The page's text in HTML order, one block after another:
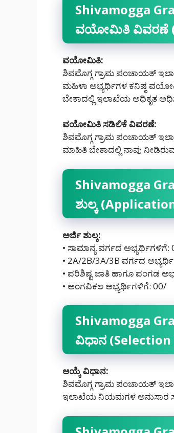
Shivamogga
ವಯೋಮಿತಿ ವಿವರಣೆ
ವಯೋಮಿತಿ:
ಶಿವಮೊಗ್ಗ ಗ್ರಾಮ ಪಂಚಾಯತ್
ಮಹಿಳಾ ಅಭ್ಯರ್ಥಿಗಳ ಕನಿಷ್ಠ
ಬೇಕಾದಲ್ಲಿ ಇಲಾಖೆಯ ಅಧಿಕೃತ
ವಯೋಮಿತಿ ಸಡಿಲಿಕೆ ವಿವರಣೆ:
ಶಿವಮೊಗ್ಗ ಗ್ರಾಮ ಪಂಚಾಯತ್
ಮಾಹಿತಿ ಬೇಕಾದಲ್ಲಿ ನಾವು
Shivamogga
ಶುಲ್ಕ
ಅರ್ಜಿ ಶುಲ್ಕ:
• ಸಾಮಾನ್ಯ ವರ್ಗದ ಅಭ್ಯರ್ಥಿಗಳಿಗೆ:
• 2A/2B/3A/3B ವರ್ಗದ
• ಪರಿಶಿಷ್ಟ ಜಾತಿ ಹಾಗೂ ಪಂಗಡ
• ಅಂಗವಿಕಲ ಅಭ್ಯರ್ಥಿಗಳಿಗೆ: 00/
Shivamogga
ವಿಧಾನ (Selection
ಆಯ್ಕೆ ವಿಧಾನ:
ಶಿವಮೊಗ್ಗ ಗ್ರಾಮ ಪಂಚಾಯತ್
ಇಲಾಖೆಯ ನಿಯಮಗಳ ಅನುಸಾರ